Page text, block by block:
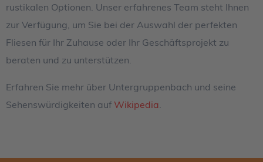
rustikalen Optionen. Unser erfahrenes Team steht Ihnen
zur Verfügung, um Sie bei der Auswahl der perfekten
Fliesen für Ihr Zuhause oder Ihr Geschäftsprojekt zu
beraten und zu unterstützen.
Erfahren Sie mehr über Untergruppenbach und seine
Sehenswürdigkeiten auf Wikipedia